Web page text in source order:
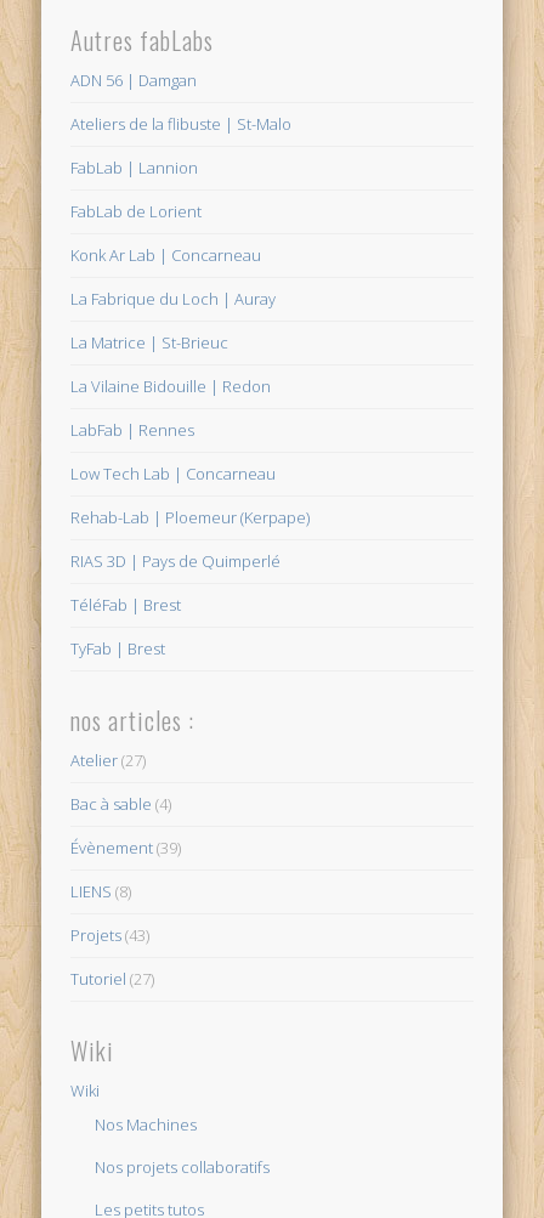
Autres fabLabs
ADN 56 | Damgan
Ateliers de la flibuste | St-Malo
FabLab | Lannion
FabLab de Lorient
Konk Ar Lab | Concarneau
La Fabrique du Loch | Auray
La Matrice | St-Brieuc
La Vilaine Bidouille | Redon
LabFab | Rennes
Low Tech Lab | Concarneau
Rehab-Lab | Ploemeur (Kerpape)
RIAS 3D | Pays de Quimperlé
TéléFab | Brest
TyFab | Brest
nos articles :
Atelier(27)
Bac à sable (4)
Évènement(39)
LIENS (8)
Projets(43)
Tutoriel (27)
Wiki
Wiki
Nos Machines
Nos projets collaboratifs
Les petits tutos